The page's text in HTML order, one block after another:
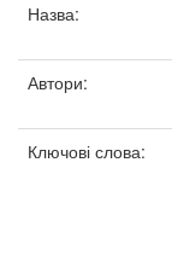
Назва:
Автори:
Ключові слова: